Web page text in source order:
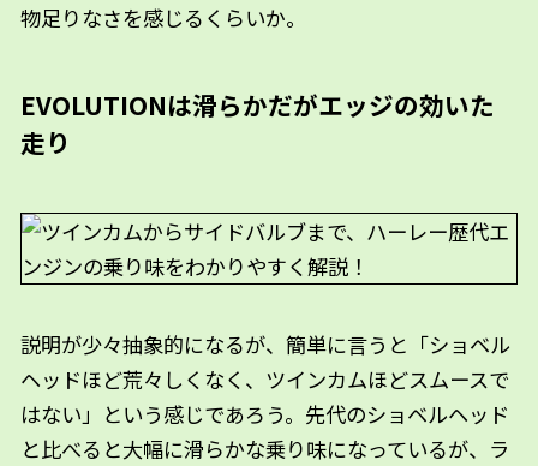
物足りなさを感じるくらいか。
EVOLUTIONは滑らかだがエッジの効いた
走り
説明が少々抽象的になるが、簡単に言うと「ショベル
ヘッドほど荒々しくなく、ツインカムほどスムースで
はない」という感じであろう。先代のショベルヘッド
と比べると大幅に滑らかな乗り味になっているが、ラ